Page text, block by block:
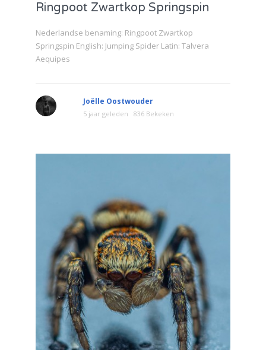
Ringpoot Zwartkop Springspin
Nederlandse benaming: Ringpoot Zwartkop
Springspin English: Jumping Spider Latin: Talvera
Aequipes
Joëlle Oostwouder
5 jaar geleden 836 Bekeken